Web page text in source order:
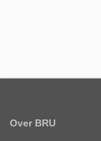
Over BRU